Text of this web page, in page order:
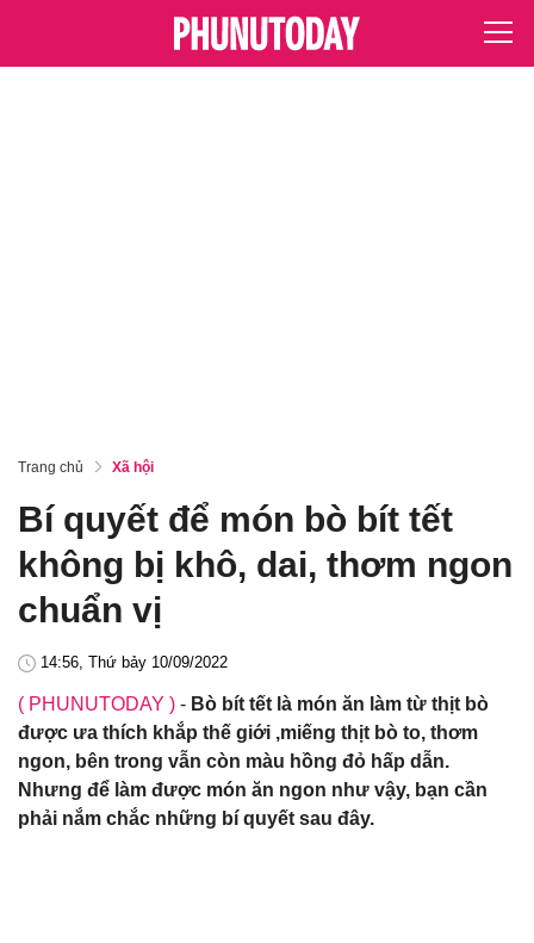
Trang chủ Xã hội
Bí quyết để món bò bít tết
không bị khô, dai, thơm ngon
chuẩn vị
14:56, Thứ bảy 10/09/2022
( PHUNUTODAY ) - Bò bít tết là món ăn làm từ thịt bò
được ưa thích khắp thế giới ,miếng thịt bò to, thơm
ngon, bên trong vẫn còn màu hồng đỏ hấp dẫn.
Nhưng để làm được món ăn ngon như vậy, bạn cần
phải nắm chắc những bí quyết sau đây.